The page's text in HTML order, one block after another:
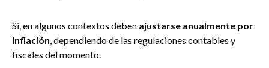
Sí, en algunos contextos deben ajustarse anualmente por
inflación, dependiendo de las regulaciones contables y
fiscales del momento.